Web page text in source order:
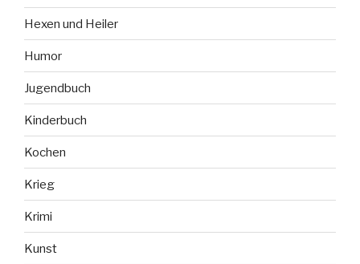
Hexen und Heiler
Humor
Jugendbuch
Kinderbuch
Kochen
Krieg
Krimi
Kunst